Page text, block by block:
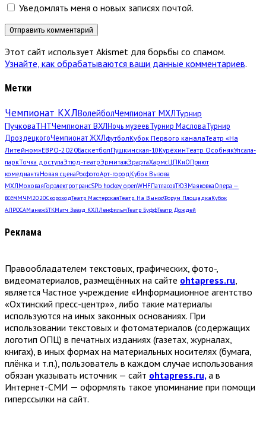
Уведомлять меня о новых записях почтой.
Этот сайт использует Akismet для борьбы со спамом.
Узнайте, как обрабатываются ваши данные комментариев.
Метки
Чемпионат КХЛВолейболЧемпионат МХЛТурнир
ПучковаТНТЧемпионат ВХЛНочь музеевТурнир МасловаТурнир
ДроздецкогоЧемпионат ЖХЛфутболКубок Первого каналаТеатр «На
Литейном»ЕВРО-2020БаскетболПушкинская-10КурёхинТеатр ОсобнякУпсала-
паркТочка доступаЭтюд-театрЭрмитажЭрартаХармсЦПКиОПриют
комедиантаНовая сценаРосфотоАрт-город Кубок Вызова
МХЛМоховаяГорэлектротрансSPb hockey openWHFПатласовТЮЗМаяковкаОпера —
всемМЧМ2020СкороходТеатр МастерскаяТеатр. На ВыносФорум ПлощадкаКубок
АЛРОСАМанежБТКМатч Звёзд КХЛЛенфильмТеатр БуффТеатр Дождей
Реклама
Правообладателем текстовых, графических, фото-,
видеоматериалов, размещённых на сайте ohtapress.ru,
является Частное учреждение «Информационное агентство
«Охтинский пресс-центр»», либо такие материалы
используются на иных законных основаниях. При
использовании текстовых и фотоматериалов (содержащих
логотип ОПЦ) в печатных изданиях (газетах, журналах,
книгах), в иных формах на материальных носителях (бумага,
плёнка и т.п.), пользователь в каждом случае использования
обязан указывать источник — сайт ohtapress.ru, а в
Интернет-СМИ — оформлять такое упоминание при помощи
гиперссылки на сайт.